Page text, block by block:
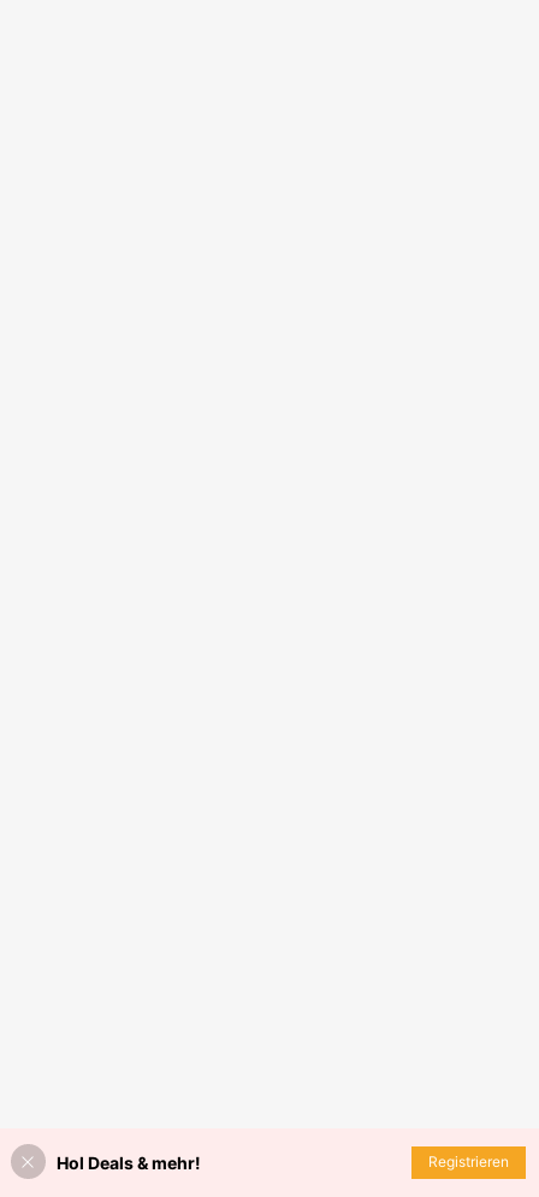
Hol Deals & mehr! Registrieren